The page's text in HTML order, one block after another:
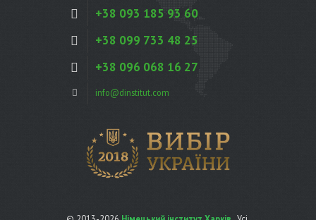
+38 093 185 93 60
+38 099 733 48 25
+38 096 068 16 27
info@dinstitut.com